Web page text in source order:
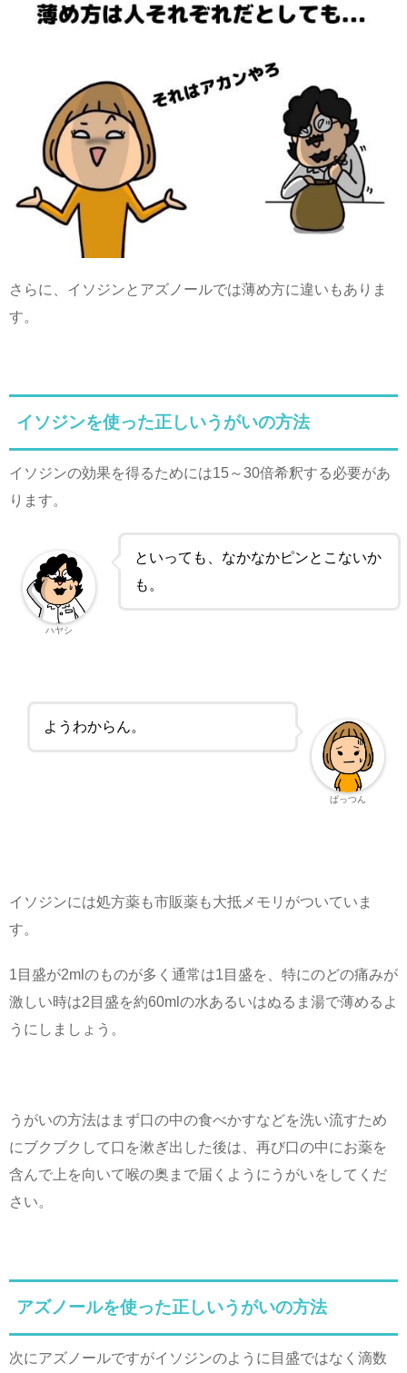
さらに、イソジンとアズノールでは薄め方に違いもありま
す。
イソジンを使った正しいうがいの方法
イソジンの効果を得るためには15～30倍希釈する必要があ
ります。
といっても、なかなかピンとこないか
も。
ハヤシ
ようわからん。
ぱっつん
イソジンには処方薬も市販薬も大抵メモリがついていま
す。
1目盛が2mlのものが多く通常は1目盛を、特にのどの痛みが
激しい時は2目盛を約60mlの水あるいはぬるま湯で薄めるよ
うにしましょう。
うがいの方法はまず口の中の食べかすなどを洗い流すため
にブクブクして口を漱ぎ出した後は、再び口の中にお薬を
含んで上を向いて喉の奥まで届くようにうがいをしてくだ
さい。
アズノールを使った正しいうがいの方法
次にアズノールですがイソジンのように目盛ではなく滴数